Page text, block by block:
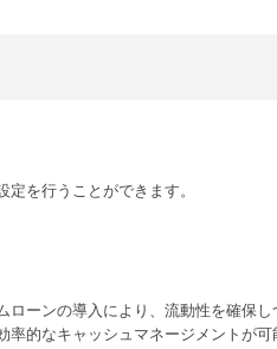
を行うことができます。
ローンの導入により、流動性を確保
率的なキャッシュマネージメントが